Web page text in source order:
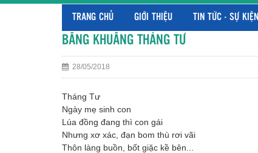
TRANG CHỦ GIỚI THIỆU TIN TỨC - SỰ KIỆN
BÂNG KHUÂNG THÁNG TƯ
28/05/2018
Tháng Tư
Ngày mẹ sinh con
Lúa đồng đang thì con gái
Nhưng xơ xác, đạn bom thù rơi vãi
Thôn làng buồn, bốt giặc kề bên...